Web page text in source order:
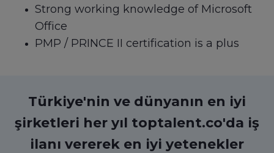
Strong working knowledge of Microsoft
Office
PMP / PRINCE II certification is a plus
Türkiye'nin ve dünyanın en iyi
şirketleri her yıl toptalent.co'da iş
ilanı vererek en iyi yetenekler